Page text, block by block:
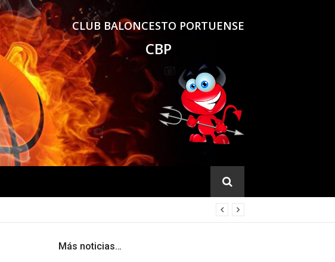
CLUB BALONCESTO PORTUENSE
CBP
Más noticias…